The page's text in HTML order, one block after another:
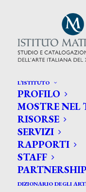
L’ISTITUTO
PROFILO
MOSTRE NEL
RISORSE
SERVIZI
RAPPORTI
STAFF
PARTNERSHIP
DIZIONARIO DEGLI
CERCA TRA
Search
for: